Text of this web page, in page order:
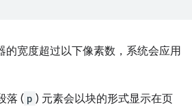
的宽度超过以下像素数，系统会应用
落 ( p ) 元素会以块的形式显示在页